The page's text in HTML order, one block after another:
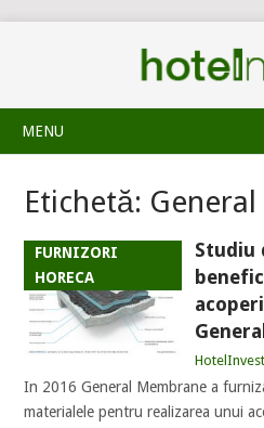
MENU
Etichetă:
FURNIZORI
HORECA
Studiu
HotelInvest
In 2016 General Membrane a
materialele pentru realizarea unui